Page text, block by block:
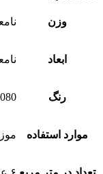
وزن
ابعاد
رنگ 1080
موارد استفاده